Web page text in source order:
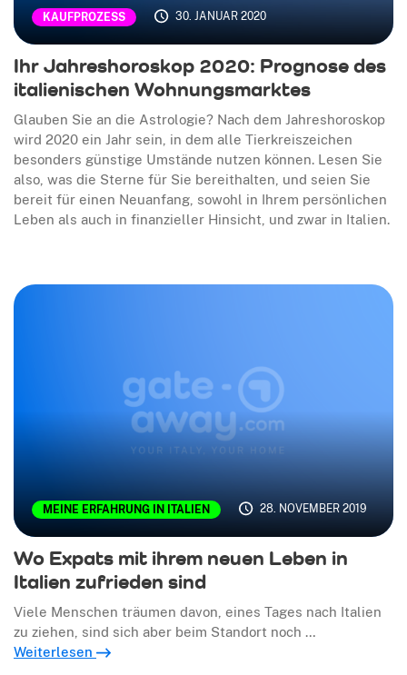
KAUFPROZESS 30. JANUAR 2020
Ihr Jahreshoroskop 2020: Prognose des
italienischen Wohnungsmarktes
Glauben Sie an die Astrologie? Nach dem Jahreshoroskop
wird 2020 ein Jahr sein, in dem alle Tierkreiszeichen
besonders günstige Umstände nutzen können. Lesen Sie
also, was die Sterne für Sie bereithalten, und seien Sie
bereit für einen Neuanfang, sowohl in Ihrem persönlichen
Leben als auch in finanzieller Hinsicht, und zwar in Italien.
MEINE ERFAHRUNG IN ITALIEN 28. NOVEMBER 2019
Wo Expats mit ihrem neuen Leben in
Italien zufrieden sind
Viele Menschen träumen davon, eines Tages nach Italien
zu ziehen, sind sich aber beim Standort noch …
Weiterlesen